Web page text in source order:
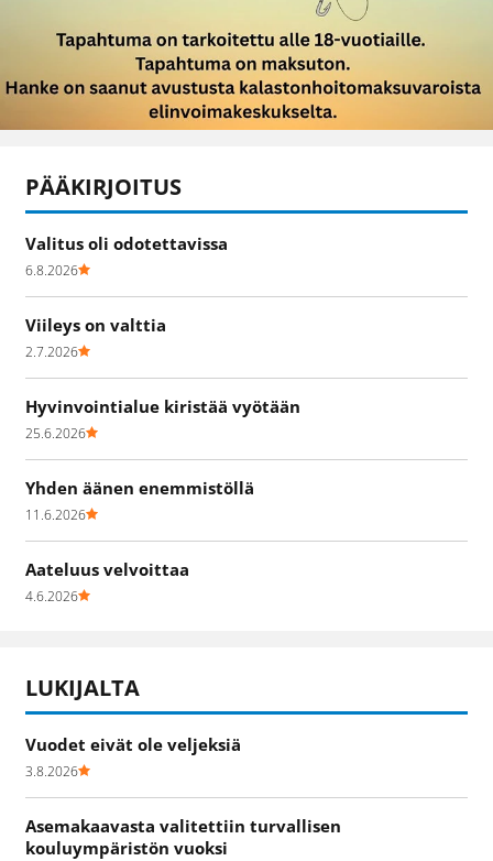
PÄÄKIRJOITUS
Valitus oli odotettavissa
6.8.2026
Viileys on valttia
2.7.2026
Hyvinvointialue kiristää vyötään
25.6.2026
Yhden äänen enemmistöllä
11.6.2026
Aateluus velvoittaa
4.6.2026
LUKIJALTA
Vuodet eivät ole veljeksiä
3.8.2026
Asemakaavasta valitettiin turvallisen
kouluympäristön vuoksi